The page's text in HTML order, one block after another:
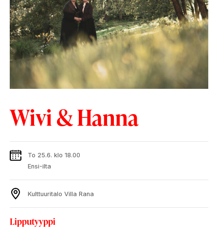
Wivi & Hanna
To 25.6. klo 18.00
Ensi-ilta
Kulttuuritalo Villa Rana
Lipputyyppi